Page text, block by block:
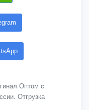
Оптом с
Отгрузка